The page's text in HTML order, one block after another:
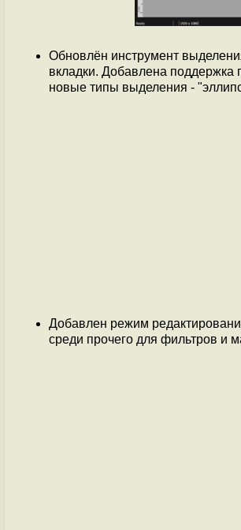
Обновлён инструмент
вкладки. Добавлена
новые типы выделения -
Добавлен режим
среди прочего для фильтров и